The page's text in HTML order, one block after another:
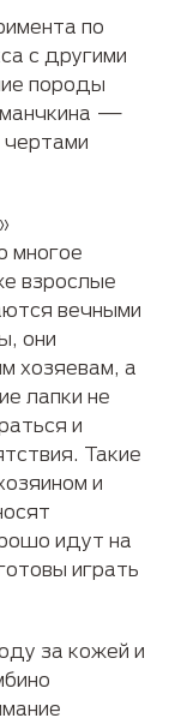
по
с другими
породы
манчкина —
многое
взрослые
вечными
они
хозяевам, а
лапки не
и
Такие
и
идут на
играть
за кожей и